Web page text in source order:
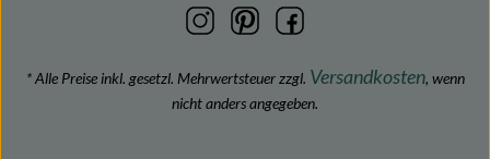
* Alle Preise inkl. gesetzl. Mehrwertsteuer zzgl. Versandkosten, wenn
nicht anders angegeben.